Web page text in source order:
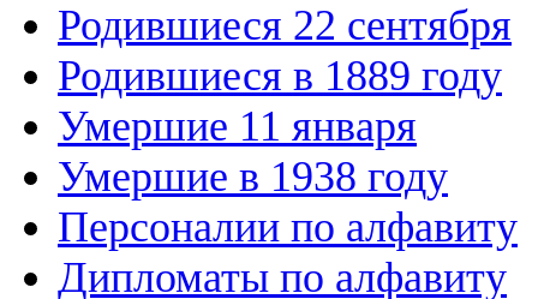
Родившиеся 22 сентября
Родившиеся в 1889 году
Умершие 11 января
Умершие в 1938 году
Персоналии по алфавиту
Дипломаты по алфавиту